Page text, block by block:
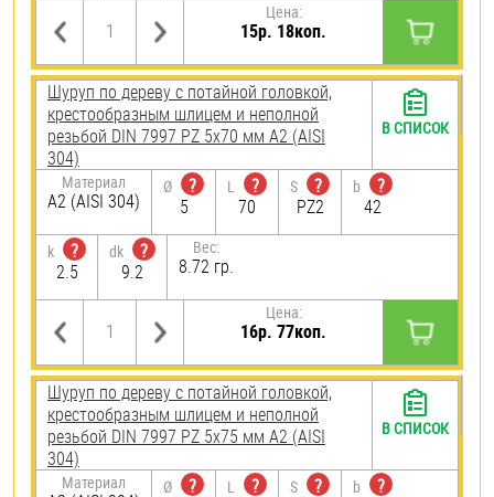
Цена:
15р. 18коп.
Шуруп по дереву с потайной головкой,
крестообразным шлицем и неполной
резьбой DIN 7997 PZ 5х70 мм А2 (AISI
304)
Материал
А2 (AISI 304)
Ø
?
5
L
?
70
S
?
PZ2
b
?
42
k
?
2.5
dk
?
9.2
Вес:
8.72 гр.
Цена:
16р. 77коп.
В СПИСОК
Шуруп по дереву с потайной головкой,
крестообразным шлицем и неполной
резьбой DIN 7997 PZ 5х75 мм А2 (AISI
304)
Материал Ø
?
L
?
S
?
b
?
В СПИСОК